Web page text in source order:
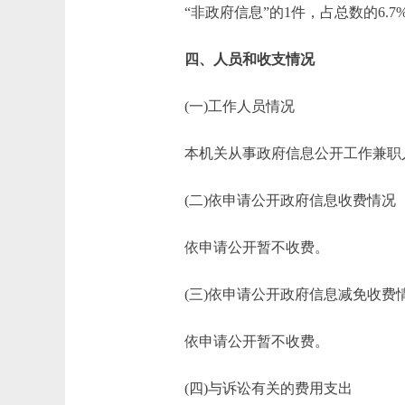
“非政府信息”的1件，占总数的6.7%
四、人员和收支情况
(一)工作人员情况
本机关从事政府信息公开工作兼职
(二)依申请公开政府信息收费情况
依申请公开暂不收费。
(三)依申请公开政府信息减免收费
依申请公开暂不收费。
(四)与诉讼有关的费用支出